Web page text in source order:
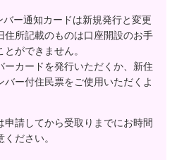
ー通知カードは新規発行と変更
住所記載のものは口座開設のお手
ができません。
ーカードを発行いただくか、新住
バー付住民票をご使用いただくよ
申請してから受取りまでにお時間
ださい。